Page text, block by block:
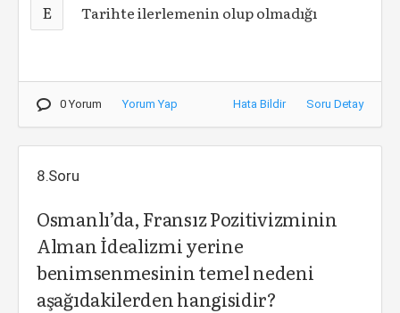
E Tarihte ilerlemenin olup olmadığı
0 Yorum Yorum Yap Hata Bildir Soru Detay
8.Soru
Osmanlı’da, Fransız Pozitivizminin
Alman İdealizmi yerine
benimsenmesinin temel nedeni
aşağıdakilerden hangisidir?